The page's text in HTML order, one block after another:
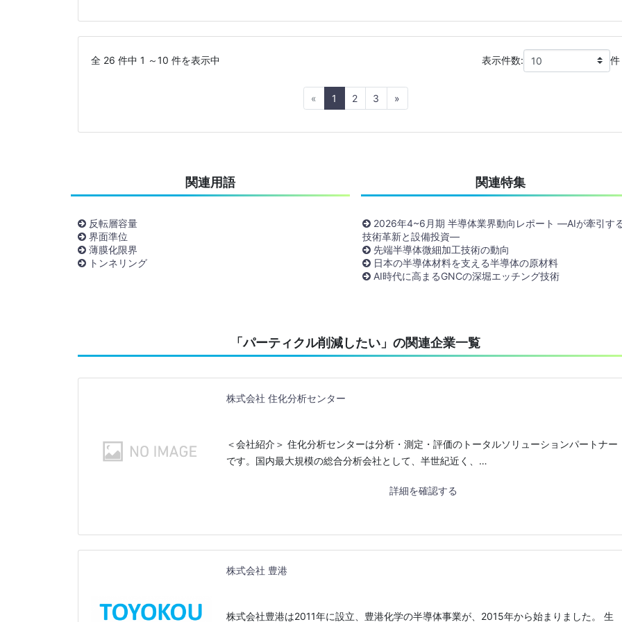
全 26 件中 1 ～10 件を表示中 表示件数: 件
« Previous
1 2 3 »
関連用語 関連特集
反転層容量
界面準位
薄膜化限界
トンネリング
2026年4~6月期 半導体業界動向レポート ―AIが牽引す
技術革新と設備投資―
先端半導体微細加工技術の動向
日本の半導体材料を支える半導体の原材料
AI時代に高まるGNCの深堀エッチング技術
「パーティクル削減したい」の関連企業一覧
株式会社 住化分析センター
＜会社紹介＞ 住化分析センターは分析・測定・評価のトータルソリューションパートナー
です。国内最大規模の総合分析会社として、半世紀近く、…
詳細を確認する
株式会社 豊港
株式会社豊港は2011年に設立、豊港化学の半導体事業が、2015年から始まりました。 生